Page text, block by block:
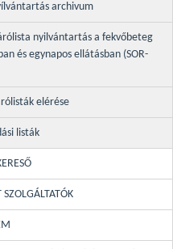
archivum
nyilvántartás a fekvőbeteg
és egynapos ellátásban (SOR-
elérése
listák